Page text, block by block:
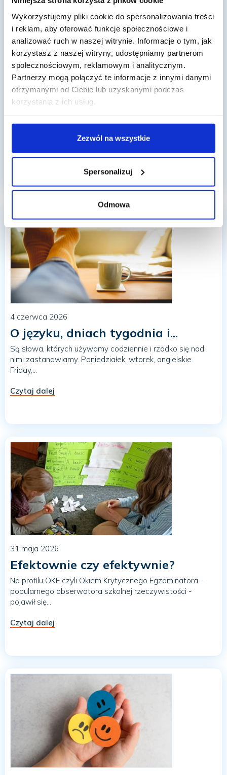
Wykorzystujemy pliki cookie do spersonalizowania treści
i reklam, aby oferować funkcje społecznościowe i
analizować ruch w naszej witrynie. Informacje o tym, jak
korzystasz z naszej witryny, udostępniamy partnerom
społecznościowym, reklamowym i analitycznym.
Partnerzy mogą połączyć te informacje z innymi danymi
otrzymanymi od Ciebie lub uzyskanymi podczas
korzystania z ich usług.
Zezwól na wszystkie
Spersonalizuj
Odmowa
10 czerwca 2026
Wakacyjna immersja językowa
bez...
Większość rodziców chciałoby, aby ich dziecko zaczęło
mówić po angielsku swobodnie i bez stresu. Nic więc
Czytaj dalej
4 czerwca 2026
O języku, dniach tygodnia i...
Są słowa, których używamy codziennie i rzadko się nad
nimi zastanawiamy. Poniedziałek, wtorek, angielskie
Friday,...
Czytaj dalej
31 maja 2026
Efektownie czy efektywnie?
Na profilu OKE czyli Okiem Krytycznego Egzaminatora -
popularnego obserwatora szkolnej rzeczywistości -
pojawił się...
Czytaj dalej